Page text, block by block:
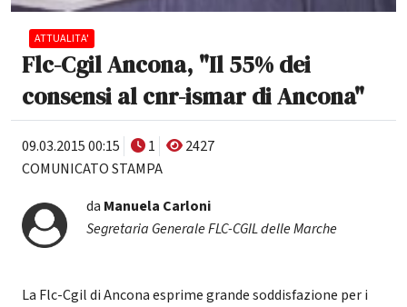
ATTUALITA'
Flc-Cgil Ancona, "Il 55% dei
consensi al cnr-ismar di Ancona"
09.03.2015 00:15 1
2427
COMUNICATO STAMPA
da Manuela Carloni
Segretaria Generale FLC-CGIL delle Marche
La Flc-Cgil di Ancona esprime grande soddisfazione per i